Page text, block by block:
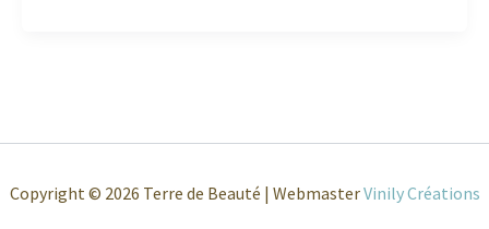
Copyright © 2026 Terre de Beauté | WebmasterVinily Créations